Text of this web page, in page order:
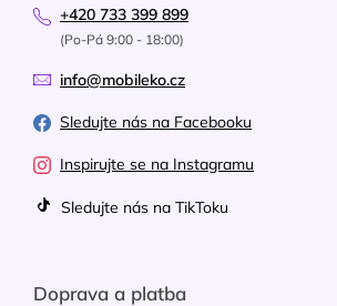
+420 733 399 899
(Po-Pá 9:00 - 18:00)
info@mobileko.cz
Sledujte nás na Facebooku
Inspirujte se na Instagramu
Sledujte nás na TikToku
Doprava a platba